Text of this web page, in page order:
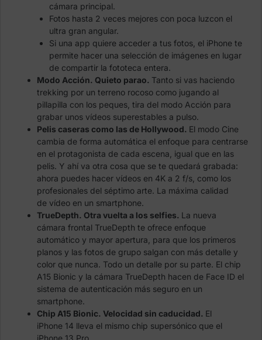
cámara principal.
Fotos hasta 2 veces mejores con poca luzcon el
ultra gran angular.
Si una app quiere acceder a tus fotos, el iPhone te
permite hacer una selección de imágenes en lugar
de compartir la fototeca entera.
Modo Acción. Quieto parao. Tanto si vas haciendo
trekking por un terreno rocoso como jugando al
pillapilla con los peques, tira del modo Acción para
grabar unos vídeos superestables a pulso.
Pelis caseras como las de Hollywood. El modo Cine
cambia de forma automática el enfoque para centrarse
en el protagonista de cada escena, igual que en las
pelis. Y ahí va otra cosa que se te quedará grabada:
ahora puedes hacer vídeos en 4K a 2 f/s, como los
profesionales del séptimo arte. La máxima calidad
de vídeo en un smartphone.
TrueDepth. Otra vuelta a los selfies. La nueva
cámara frontal TrueDepth te ofrece enfoque
automático y mayor apertura, para que los primeros
planos y las fotos de grupo salgan con más detalle y
color que nunca. Todo un detalle por su parte. El chip
A15 Bionic y la cámara TrueDepth hacen de Face ID el
sistema de autenticación más seguro en un
smartphone.
Chip A15 Bionic. Velocidad sin caducidad. El
iPhone 14 lleva el mismo chip supersónico que el
iPhone 13 Pro.